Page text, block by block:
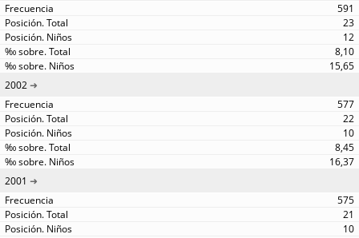
591
23
12
8,10
15,65
2002
577
22
10
8,45
16,37
2001
575
21
10